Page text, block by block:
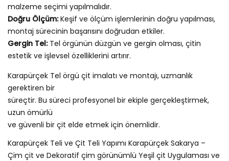
malzeme seçimi yapılmalıdır.
Doğru Ölçüm:Keşif ve ölçüm işlemlerinin doğru yapılması,
montaj sürecinin başarısını doğrudan etkiler.
Gergin Tel:Tel örgünün düzgün ve gergin olması, çitin
estetik ve işlevsel özelliklerini artırır.
Karapürçek Tel örgü çit imalatı ve montajı, uzmanlık
gerektiren bir
süreçtir. Bu süreci profesyonel bir ekiple gerçekleştirmek,
uzun ömürlü
ve güvenli bir çit elde etmek için önemlidir.
Karapürçek Teli ve Çit Teli Yapımı Karapürçek Sakarya –
Çim çit ve Dekoratif çim görünümlü Yeşil çit Uygulaması ve